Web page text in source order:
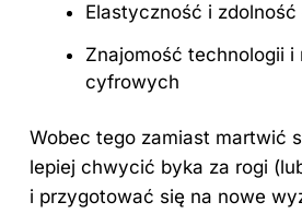
Elastyczność i
Znajomość technologii i
cyfrowych
Wobec tego zamiast martwić
lepiej chwycić byka za rogi
i przygotować się na nowe